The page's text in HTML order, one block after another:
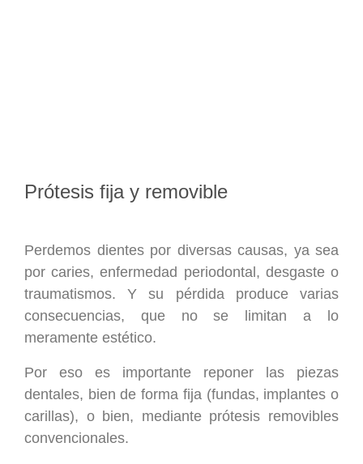
Prótesis fija y removible
Perdemos dientes por diversas causas, ya sea
por caries, enfermedad periodontal, desgaste o
traumatismos. Y su pérdida produce varias
consecuencias, que no se limitan a lo
meramente estético.
Por eso es importante reponer las piezas
dentales, bien de forma fija (fundas, implantes o
carillas), o bien, mediante prótesis removibles
convencionales.